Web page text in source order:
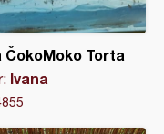
ČokoMoko Torta
Ivana